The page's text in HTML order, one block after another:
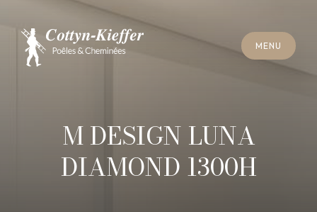
M EN U
MENU
F
R ME R
M DESIGN LUNA
DIAMOND 1300H